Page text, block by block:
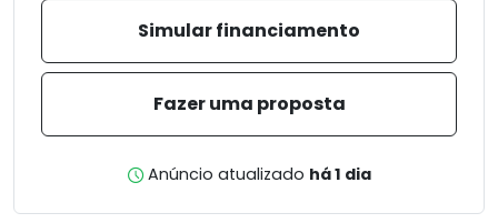
Simular financiamento
Fazer uma proposta
Anúncio atualizado há 1 dia